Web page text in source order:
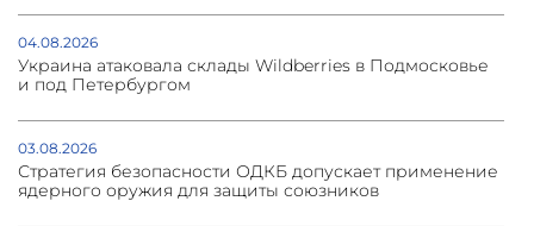
04.08.2026
Украина атаковала склады Wildberries в Подмосковье
и под Петербургом
03.08.2026
Стратегия безопасности ОДКБ допускает применение
ядерного оружия для защиты союзников